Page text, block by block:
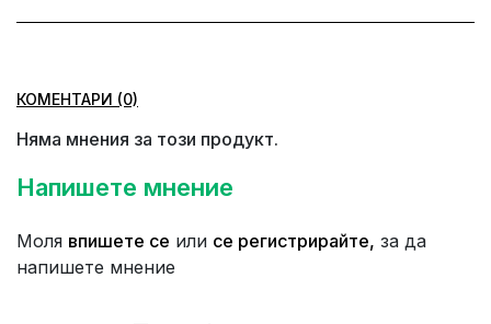
КОМЕНТАРИ (0)
Няма мнения за този продукт.
Напишете мнение
Моля впишете се или се регистрирайте, за да
напишете мнение